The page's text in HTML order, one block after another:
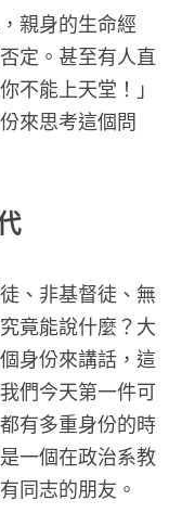
親身的生命經
定。甚至有人直
不能上天堂！」
來思考這個問
、非基督徒、無
竟能說什麼？大
身份來講話，這
們今天第一件可
有多重身份的時
一個在政治系教
同志的朋友。